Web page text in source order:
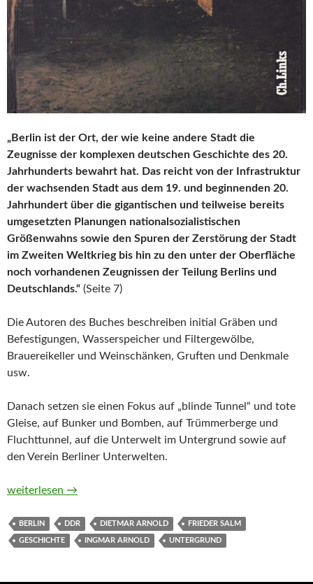
„Berlin ist der Ort, der wie keine andere Stadt die
Zeugnisse der komplexen deutschen Geschichte des 20.
Jahrhunderts bewahrt hat. Das reicht von der Infrastruktur
der wachsenden Stadt aus dem 19. und beginnenden 20.
Jahrhundert über die gigantischen und teilweise bereits
umgesetzten Planungen nationalsozialistischen
Größenwahns sowie den Spuren der Zerstörung der Stadt
im Zweiten Weltkrieg bis hin zu den unter der Oberfläche
noch vorhandenen Zeugnissen der Teilung Berlins und
Deutschlands.“ (Seite 7)
Die Autoren des Buches beschreiben initial Gräben und
Befestigungen, Wasserspeicher und Filtergewölbe,
Brauereikeller und Weinschänken, Gruften und Denkmale
usw.
Danach setzen sie einen Fokus auf „blinde Tunnel“ und tote
Gleise, auf Bunker und Bomben, auf Trümmerberge und
Fluchttunnel, auf die Unterwelt im Untergrund sowie auf
den Verein Berliner Unterwelten.
Dunkle Welten. Bunker, Tunnel und Gewölbe unter Berlin
weiterlesen →
BERLIN DDR DIETMAR ARNOLD FRIEDER SALM
GESCHICHTE INGMAR ARNOLD UNTERGRUND